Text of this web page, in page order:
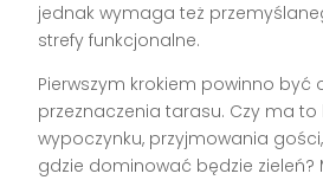
jednak wymaga też
strefy funkcjonalne.
Pierwszym krokiem powinno być
przeznaczenia tarasu. Czy ma
wypoczynku, przyjmowania
gdzie dominować będzie zieleń?